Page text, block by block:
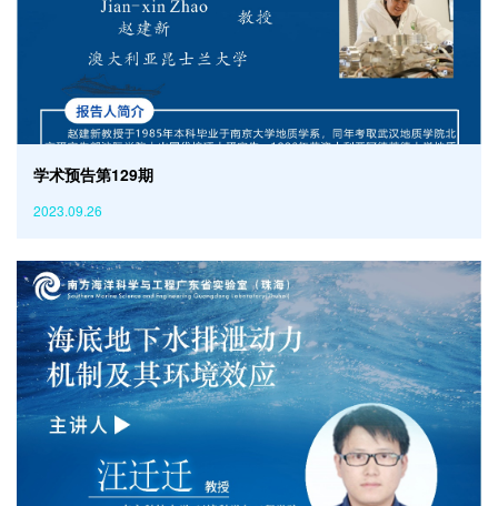
学术预告第129期
2023.09.26